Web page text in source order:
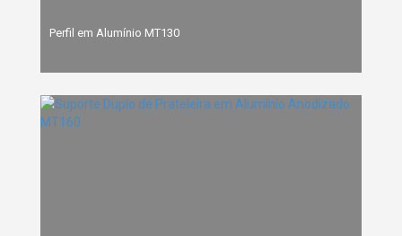
Perfil em Alumínio MT130